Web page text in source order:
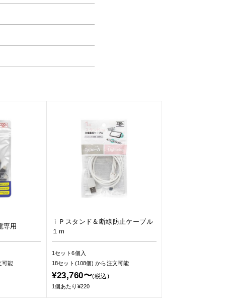
専用
可能
ｉＰスタンド＆断線防止ケーブル
１ｍ
1セット6個入
18セット(108個)から注文可能
¥23,760〜(税込)
1個あたり¥220